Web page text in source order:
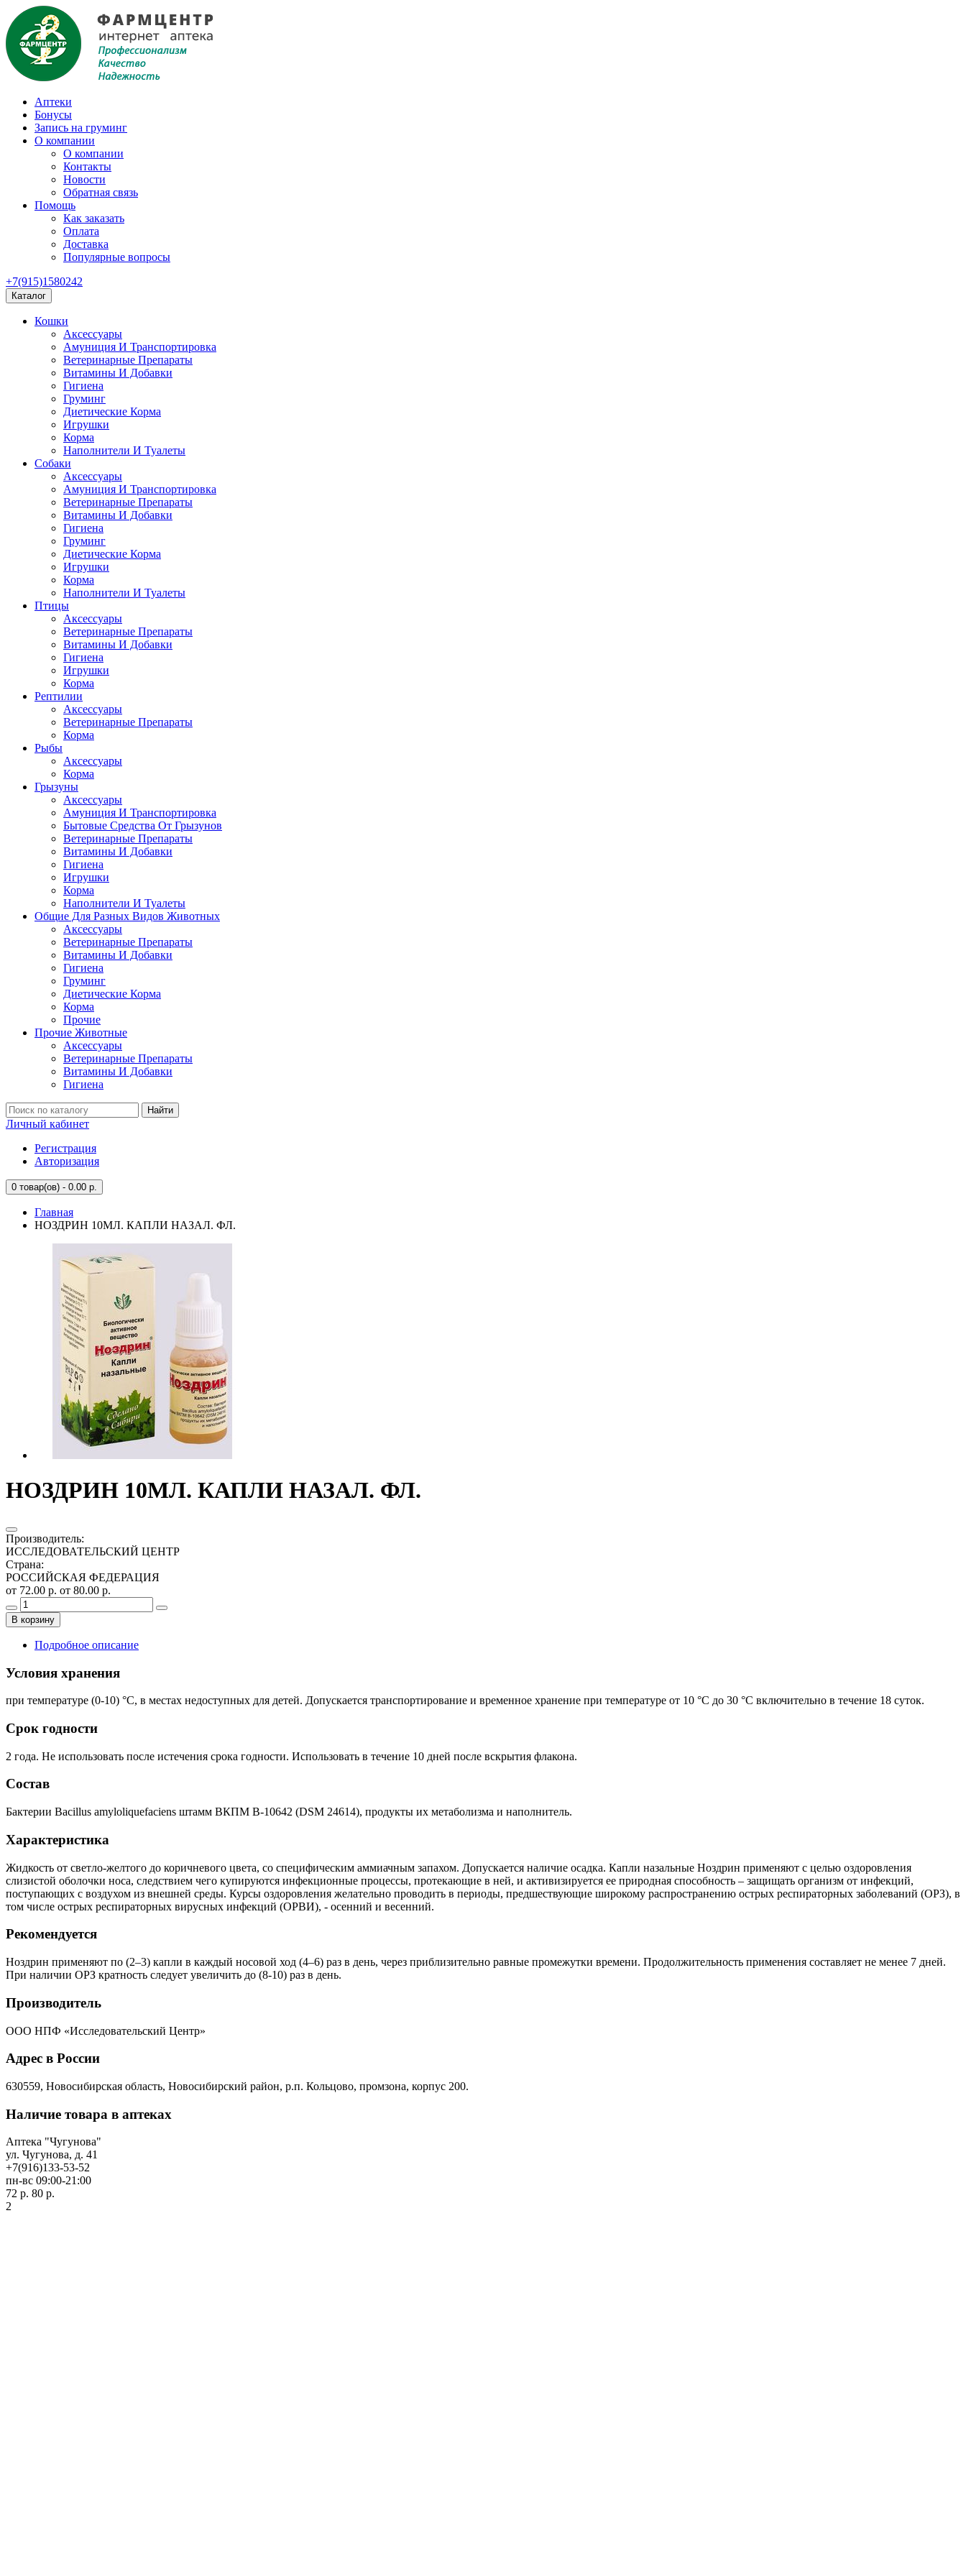
Аптеки
Бонусы
Запись на груминг
О компании
О компании
Контакты
Новости
Обратная связь
Помощь
Как заказать
Оплата
Доставка
Популярные вопросы
+7(915)1580242
Каталог
Кошки
Аксессуары
Амуниция И Транспортировка
Ветеринарные Препараты
Витамины И Добавки
Гигиена
Груминг
Диетические Корма
Игрушки
Корма
Наполнители И Туалеты
Собаки
Аксессуары
Амуниция И Транспортировка
Ветеринарные Препараты
Витамины И Добавки
Гигиена
Груминг
Диетические Корма
Игрушки
Корма
Наполнители И Туалеты
Птицы
Аксессуары
Ветеринарные Препараты
Витамины И Добавки
Гигиена
Игрушки
Корма
Рептилии
Аксессуары
Ветеринарные Препараты
Корма
Рыбы
Аксессуары
Корма
Грызуны
Аксессуары
Амуниция И Транспортировка
Бытовые Средства От Грызунов
Ветеринарные Препараты
Витамины И Добавки
Гигиена
Игрушки
Корма
Наполнители И Туалеты
Общие Для Разных Видов Животных
Аксессуары
Ветеринарные Препараты
Витамины И Добавки
Гигиена
Груминг
Диетические Корма
Корма
Прочие
Прочие Животные
Аксессуары
Ветеринарные Препараты
Витамины И Добавки
Гигиена
Найти
Личный кабинет
Регистрация
Авторизация
0 товар(ов) - 0.00 р.
Главная
НОЗДРИН 10МЛ. КАПЛИ НАЗАЛ. ФЛ.
НОЗДРИН 10МЛ. КАПЛИ НАЗАЛ. ФЛ.
Производитель:
ИССЛЕДОВАТЕЛЬСКИЙ ЦЕНТР
Страна:
РОССИЙСКАЯ ФЕДЕРАЦИЯ
от 72.00 р. от 80.00 р.
В корзину
Подробное описание
Условия хранения
при температуре (0-10) °С, в местах недоступных для детей. Допускается транспортирование и временное хранение при температуре от 10 °С до 30 °С включительно в течение 18 суток.
Срок годности
2 года. Не использовать после истечения срока годности. Использовать в течение 10 дней после вскрытия флакона.
Состав
Бактерии Bacillus amyloliquefaciens штамм ВКПМ В-10642 (DSM 24614), продукты их метаболизма и наполнитель.
Характеристика
Жидкость от светло-желтого до коричневого цвета, со специфическим аммиачным запахом. Допускается наличие осадка. Капли назальные Ноздрин применяют с целью оздоровления
слизистой оболочки носа, следствием чего купируются инфекционные процессы, протекающие в ней, и активизируется ее природная способность – защищать организм от инфекций,
поступающих с воздухом из внешней среды. Курсы оздоровления желательно проводить в периоды, предшествующие широкому распространению острых респираторных заболеваний (ОРЗ), в
том числе острых респираторных вирусных инфекций (ОРВИ), - осенний и весенний.
Рекомендуется
Ноздрин применяют по (2–3) капли в каждый носовой ход (4–6) раз в день, через приблизительно равные промежутки времени. Продолжительность применения составляет не менее 7 дней.
При наличии ОРЗ кратность следует увеличить до (8-10) раз в день.
Производитель
ООО НПФ «Исследовательский Центр»
Адрес в России
630559, Новосибирская область, Новосибирский район, р.п. Кольцово, промзона, корпус 200.
Наличие товара в аптеках
Аптека "Чугунова"
ул. Чугунова, д. 41
+7(916)133-53-52
пн-вс 09:00-21:00
72 р. 80 р.
2